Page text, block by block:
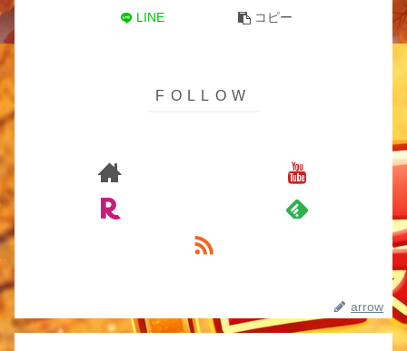
LINE コピー
arrow